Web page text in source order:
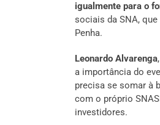
igualmente para o
sociais da SNA,
Penha.
Leonardo Alvarenga
a importância do
precisa se somar à
com o próprio
investidores.